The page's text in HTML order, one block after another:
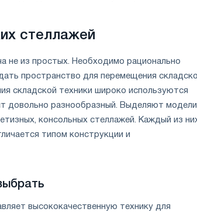
стеллажей
не из простых. Необходимо рационально
пространство для перемещения
складской техники широко используются
довольно разнообразный. Выделяют модели
консольных стеллажей. Каждый из
типом конструкции и
высококачественную технику для